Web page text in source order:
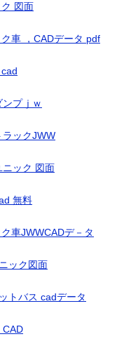
図面
車 ，CADデータ pdf
ンプｊｗ
ラックJWW
ニック 図面
無料
車JWWCADデ－タ
ック図面
トバス cadデータ
CAD